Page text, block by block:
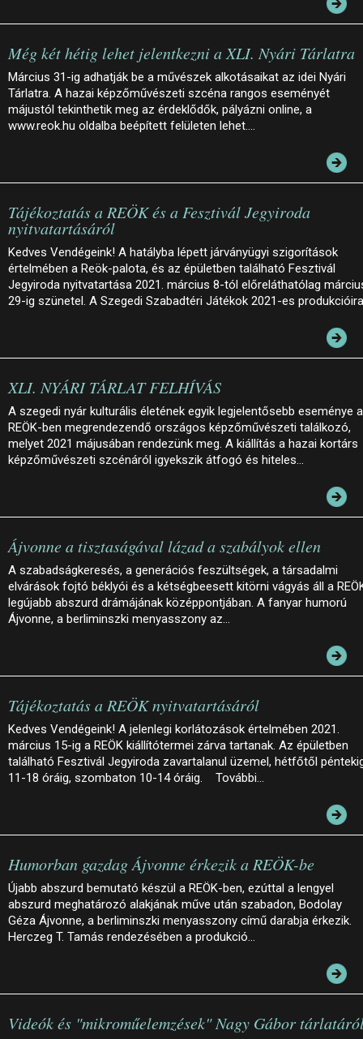
Még két hétig lehet jelentkezni a XLI. Nyári Tárlatra
Március 31-ig adhatják be a művészek alkotásaikat az idei Nyári
Tárlatra. A hazai képzőművészeti szcéna rangos eseményét
májustól tekinthetik meg az érdeklődők, pályázni online, a
www.reok.hu oldalba beépített felületen lehet.…
Tájékoztatás a REÖK és a Fesztivál Jegyiroda
nyitvatartásáról
Kedves Vendégeink! A hatályba lépett járványügyi szigorítások
értelmében a Reök-palota, és az épületben található Fesztivál
Jegyiroda nyitvatartása 2021. március 8-tól előreláthatólag
29-ig szünetel. A Szegedi Szabadtéri Játékok 2021-es
XLI. NYÁRI TÁRLAT FELHÍVÁS
A szegedi nyár kulturális életének egyik legjelentősebb eseménye a
REÖK-ben megrendezendő országos képzőművészeti találkozó,
melyet 2021 májusában rendezünk meg. A kiállítás a hazai kortárs
képzőművészeti szcénáról igyekszik átfogó és hiteles…
Ájvonne a tisztaságával lázad a szabályok ellen
A szabadságkeresés, a generációs feszültségek, a társadalmi
elvárások fojtó béklyói és a kétségbeesett kitörni vágyás áll a
legújabb abszurd drámájának középpontjában. A fanyar humorú
Ájvonne, a berliminszki menyasszony az…
Tájékoztatás a REÖK nyitvatartásáról
Kedves Vendégeink! A jelenlegi korlátozások értelmében 2021.
március 15-ig a REÖK kiállítótermei zárva tartanak. Az épületben
található Fesztivál Jegyiroda zavartalanul üzemel, hétfőtől
11-18 óráig, szombaton 10-14 óráig. További…
Humorban gazdag Ájvonne érkezik a REÖK-be
Újabb abszurd bemutató készül a REÖK-ben, ezúttal a lengyel
abszurd meghatározó alakjának műve után szabadon, Bodolay
Géza Ájvonne, a berliminszki menyasszony című darabja érkezik.
Herczeg T. Tamás rendezésében a produkció…
Videók és "mikroműelemzések" Nagy Gábor